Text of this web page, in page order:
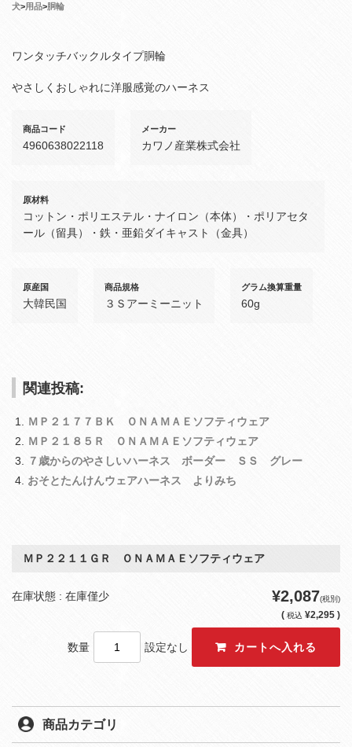
犬>用品>胴輪
ワンタッチバックルタイプ胴輪
やさしくおしゃれに洋服感覚のハーネス
商品コード
4960638022118
メーカー
カワノ産業株式会社
原材料
コットン・ポリエステル・ナイロン（本体）・ポリアセタ
ール（留具）・鉄・亜鉛ダイキャスト（金具）
原産国
大韓民国
商品規格
３Ｓアーミーニット
グラム換算重量
60g
関連投稿:
ＭＰ２１７７ＢＫ ＯＮＡＭＡＥソフティウェア
ＭＰ２１８５Ｒ ＯＮＡＭＡＥソフティウェア
７歳からのやさしいハーネス ボーダー ＳＳ グレー
おそとたんけんウェアハーネス よりみち
ＭＰ２２１１ＧＲ ＯＮＡＭＡＥソフティウェア
在庫状態 : 在庫僅少 ¥2,087(税別)
( 税込 ¥2,295 )
数量 設定なし
商品カテゴリ